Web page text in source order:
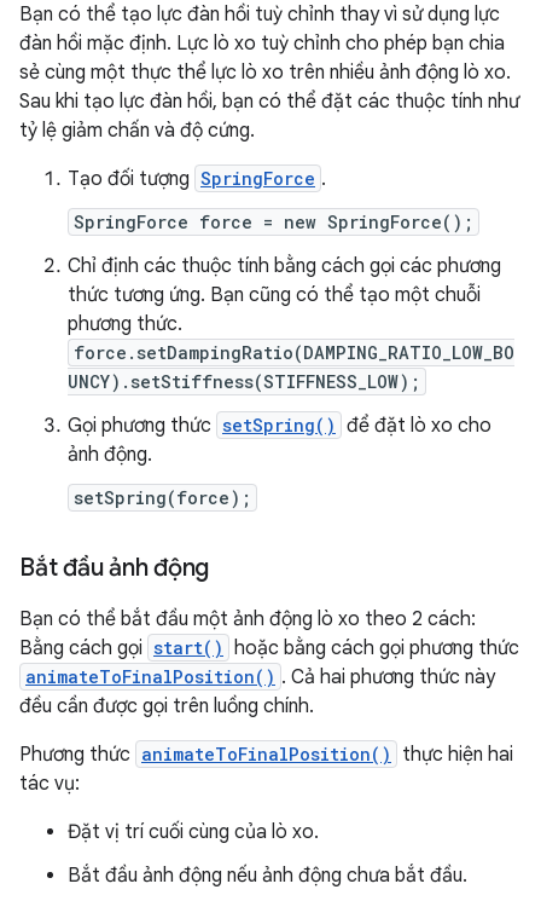
Bạn có thể tạo lực đàn hồi tuỳ chỉnh thay vì sử dụng lực
đàn hồi mặc định. Lực lò xo tuỳ chỉnh cho phép bạn chia
sẻ cùng một thực thể lực lò xo trên nhiều ảnh động lò xo.
Sau khi tạo lực đàn hồi, bạn có thể đặt các thuộc tính như
tỷ lệ giảm chấn và độ cứng.
Tạo đối tượng SpringForce .
SpringForce force = new SpringForce();
Chỉ định các thuộc tính bằng cách gọi các phương
thức tương ứng. Bạn cũng có thể tạo một chuỗi
phương thức.
force.setDampingRatio(DAMPING_RATIO_LOW_BO
UNCY).setStiffness(STIFFNESS_LOW);
Gọi phương thức setSpring() để đặt lò xo cho
ảnh động.
setSpring(force);
Bắt đầu ảnh động
Bạn có thể bắt đầu một ảnh động lò xo theo 2 cách:
Bằng cách gọi start() hoặc bằng cách gọi phương thức
animateToFinalPosition() . Cả hai phương thức này
đều cần được gọi trên luồng chính.
Phương thức animateToFinalPosition()
thực hiện hai
tác vụ:
Đặt vị trí cuối cùng của lò xo.
Bắt đầu ảnh động nếu ảnh động chưa bắt đầu.